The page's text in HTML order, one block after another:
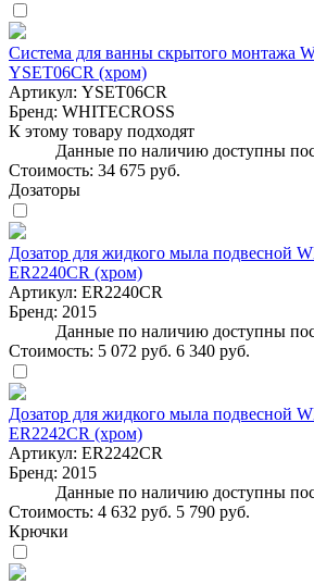
Система для ванны скрытого монтажа
YSET06CR (хром)
Артикул: YSET06CR
Бренд: WHITECROSS
К этому товару подходят
Данные по наличию доступны
Стоимость: 34 675 руб.
Дозаторы
Дозатор для жидкого мыла подвесной
ER2240CR (хром)
Артикул: ER2240CR
Бренд: 2015
Данные по наличию доступны
Стоимость: 5 072 руб. 6 340 руб.
Дозатор для жидкого мыла подвесной
ER2242CR (хром)
Артикул: ER2242CR
Бренд: 2015
Данные по наличию доступны
Стоимость: 4 632 руб. 5 790 руб.
Крючки